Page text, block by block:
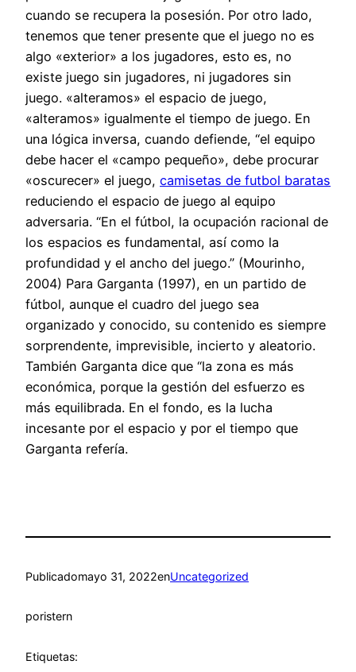
cuando se recupera la posesión. Por otro lado,
tenemos que tener presente que el juego no es
algo «exterior» a los jugadores, esto es, no
existe juego sin jugadores, ni jugadores sin
juego. «alteramos» el espacio de juego,
«alteramos» igualmente el tiempo de juego. En
una lógica inversa, cuando defiende, “el equipo
debe hacer el «campo pequeño», debe procurar
«oscurecer» el juego, camisetas de futbol baratas
reduciendo el espacio de juego al equipo
adversaria. “En el fútbol, la ocupación racional de
los espacios es fundamental, así como la
profundidad y el ancho del juego.” (Mourinho,
2004) Para Garganta (1997), en un partido de
fútbol, aunque el cuadro del juego sea
organizado y conocido, su contenido es siempre
sorprendente, imprevisible, incierto y aleatorio.
También Garganta dice que “la zona es más
económica, porque la gestión del esfuerzo es
más equilibrada. En el fondo, es la lucha
incesante por el espacio y por el tiempo que
Garganta refería.
Publicadomayo 31, 2022enUncategorized
poristern
Etiquetas: